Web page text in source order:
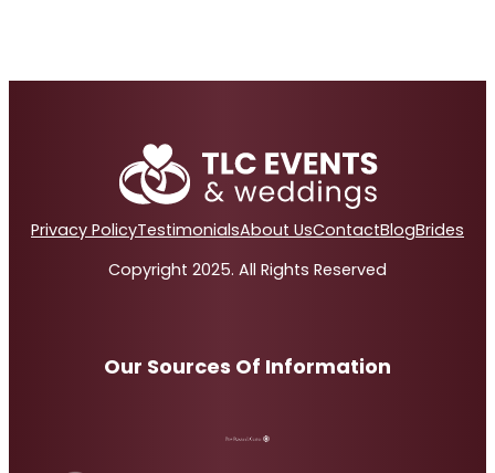
Privacy PolicyTestimonialsAbout UsContactBlogBrides
Copyright 2025. All Rights Reserved
Our Sources Of Information